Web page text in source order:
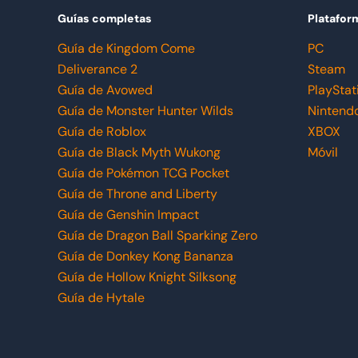
Guías completas
Guía de Kingdom Come
Deliverance 2
Guía de Avowed
Guía de Monster Hunter Wilds
Guía de Roblox
Guía de Black Myth Wukong
Guía de Pokémon TCG Pocket
Guía de Throne and Liberty
Guía de Genshin Impact
Guía de Dragon Ball Sparking Zero
Guía de Donkey Kong Bananza
Guía de Hollow Knight Silksong
Guía de Hytale
PC
Steam
XBOX
Móvil